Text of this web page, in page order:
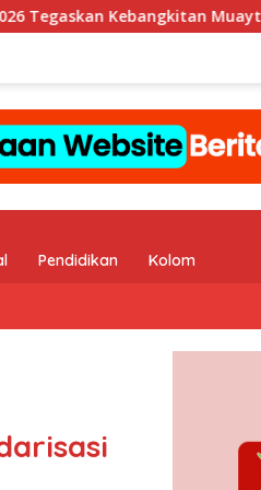
Muaythai Indonesia
Pendidikan Kolom